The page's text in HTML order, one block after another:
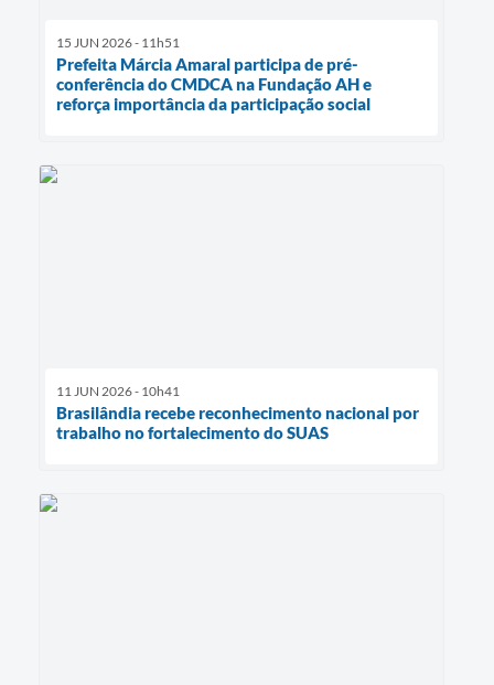
15 JUN 2026 - 11h51
Prefeita Márcia Amaral participa de pré-
conferência do CMDCA na Fundação AH e
reforça importância da participação social
11 JUN 2026 - 10h41
Brasilândia recebe reconhecimento nacional por
trabalho no fortalecimento do SUAS